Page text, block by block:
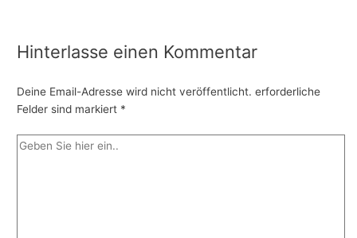
Hinterlasse einen Kommentar
Deine Email-Adresse wird nicht veröffentlicht. erforderliche
Felder sind markiert *